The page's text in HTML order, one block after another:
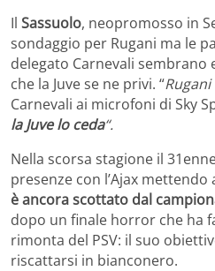
Il Sassuolo, neopromosso in
sondaggio per Rugani ma le
delegato Carnevali sembrano
che la Juve se ne privi. “
Carnevali ai microfoni di Sky
la Juve lo ceda“.
Nella scorsa stagione il
presenze con l’Ajax mettendo
è ancora scottato dal
dopo un finale horror che ha
rimonta del PSV: il suo
riscattarsi in bianconero.